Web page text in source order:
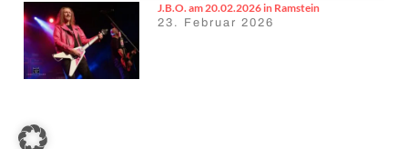
J.B.O. am 20.02.2026 in Ramstein
23. Februar 2026